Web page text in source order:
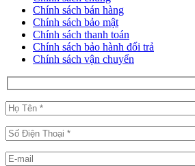
Chính sách bán hàng
Chính sách bảo mật
Chính sách thanh toán
Chính sách bảo hành đổi trả
Chính sách vận chuyển